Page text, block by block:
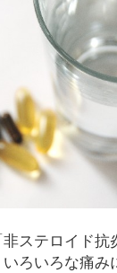
ステロイド抗
いろいろな痛み